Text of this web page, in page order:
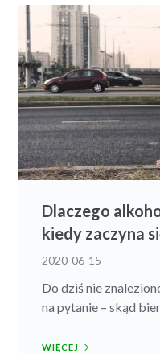
Dlaczego
kiedy zaczyna
2020-06-15
Do dziś nie
na pytanie – skąd
WIĘCEJ